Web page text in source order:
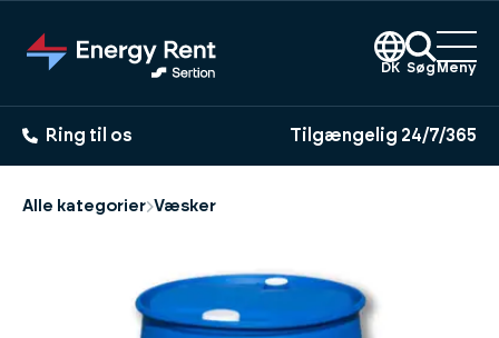
hovedindhold
DK Søg Meny
Ring til os Tilgængelig 24/7/365
Alle kategorier Væsker